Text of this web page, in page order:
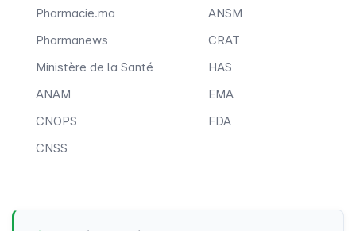
Pharmacie.ma
Pharmanews
Ministère de la Santé
ANAM
CNOPS
CNSS
ANSM
CRAT
HAS
EMA
FDA